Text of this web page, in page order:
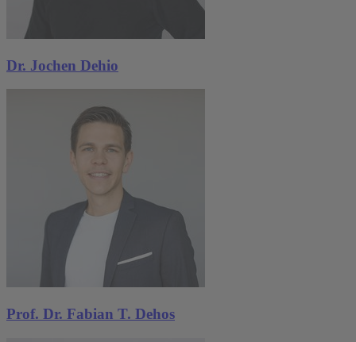
Dr. Jochen Dehio
Prof. Dr. Fabian T. Dehos